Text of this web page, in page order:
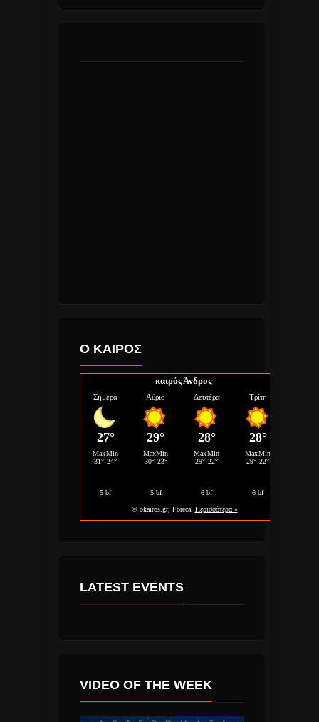
Ο ΚΑΙΡΟΣ
καιρός Άνδρος
LATEST EVENTS
VIDEO OF THE WEEK